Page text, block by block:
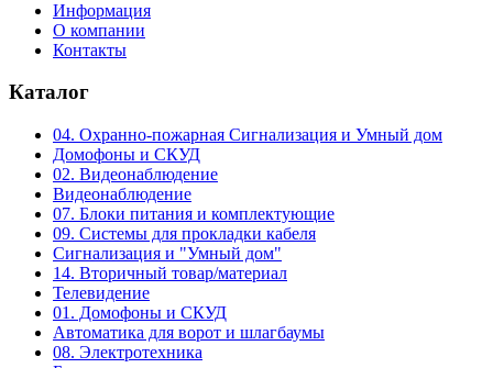
Информация
О компании
Контакты
Каталог
04. Охранно-пожарная Сигнализация и Умный дом
Домофоны и СКУД
02. Видеонаблюдение
Видеонаблюдение
07. Блоки питания и комплектующие
09. Системы для прокладки кабеля
Сигнализация и "Умный дом"
14. Вторичный товар/материал
Телевидение
01. Домофоны и СКУД
Автоматика для ворот и шлагбаумы
08. Электротехника